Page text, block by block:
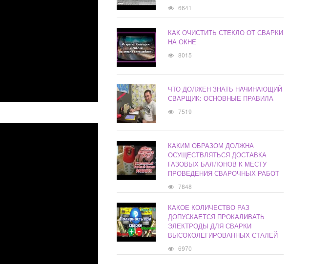
6641
КАК ОЧИСТИТЬ СТЕКЛО ОТ СВАРКИ
НА ОКНЕ
8015
ЧТО ДОЛЖЕН ЗНАТЬ НАЧИНАЮЩИЙ
СВАРЩИК: ОСНОВНЫЕ ПРАВИЛА
7519
КАКИМ ОБРАЗОМ ДОЛЖНА
ОСУЩЕСТВЛЯТЬСЯ ДОСТАВКА
ГАЗОВЫХ БАЛЛОНОВ К МЕСТУ
ПРОВЕДЕНИЯ СВАРОЧНЫХ РАБОТ
7848
КАКОЕ КОЛИЧЕСТВО РАЗ
ДОПУСКАЕТСЯ ПРОКАЛИВАТЬ
ЭЛЕКТРОДЫ ДЛЯ СВАРКИ
ВЫСОКОЛЕГИРОВАННЫХ СТАЛЕЙ
6970